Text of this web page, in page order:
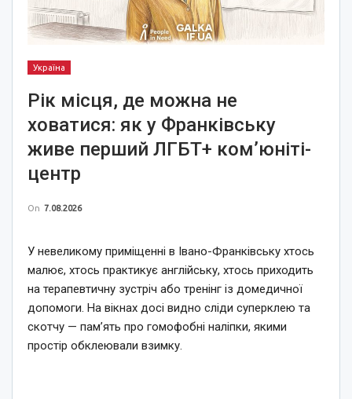
Україна
Рік місця, де можна не
ховатися: як у Франківську
живе перший ЛГБТ+ ком’юніті-
центр
On 7.08.2026
У невеликому приміщенні в Івано-Франківську хтось
малює, хтось практикує англійську, хтось приходить
на терапевтичну зустріч або тренінг із домедичної
допомоги. На вікнах досі видно сліди суперклею та
скотчу — пам’ять про гомофобні наліпки, якими
простір обклеювали взимку.